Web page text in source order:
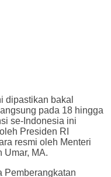
dipastikan bakal
pada 18 hingga
se-Indonesia ini
Presiden RI
resmi oleh Menteri
Umar, MA.
Pemberangkatan